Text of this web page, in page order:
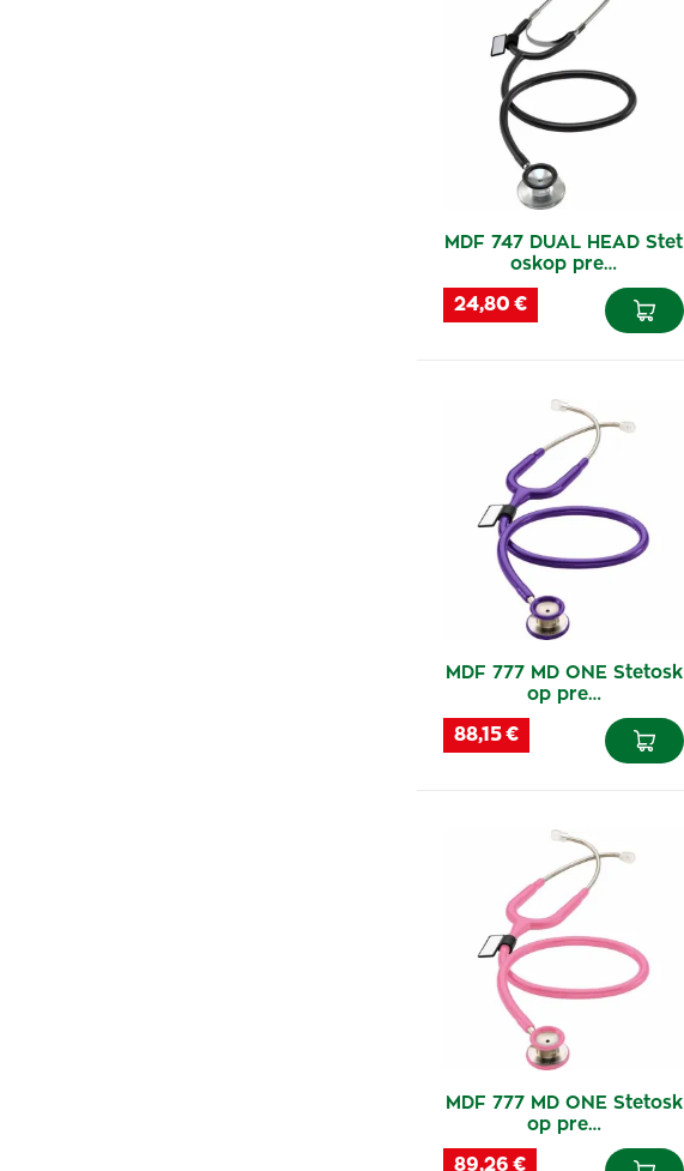
MDF 747 DUAL HEAD Stet
oskop pre…
24,80 €
MDF 777 MD ONE Stetosk
op pre…
88,15 €
MDF 777 MD ONE Stetosk
op pre…
89,26 €